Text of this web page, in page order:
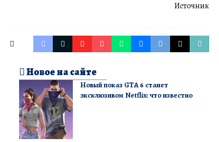
Источник
Новое на сайте
Новый показ GTA 6 станет
эксклюзивом Netflix: что известно